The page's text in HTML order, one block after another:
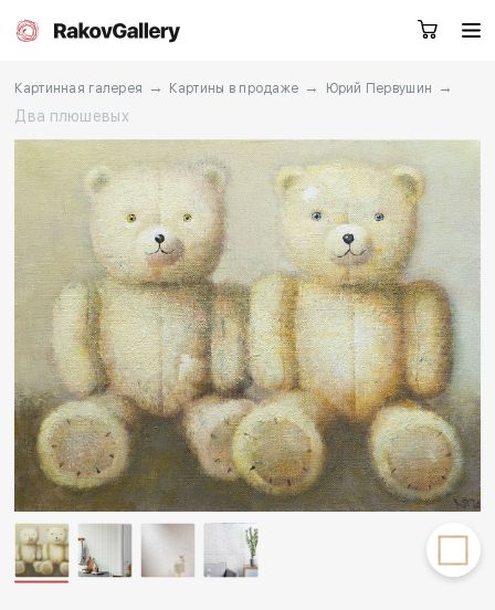
Екатеринбург
RU EN CN
Каталог Художники
О нас Услуги
События Контакты
Другие проекты
Rakov
baget
Заказать звонок
Картинная галерея → Картины в продаже → Юрий Первушин
→
Два плюшевых